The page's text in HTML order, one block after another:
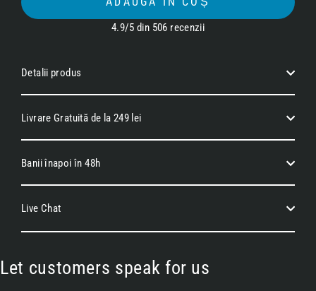
4.9/5 din 506 recenzii
Detalii produs
Livrare Gratuită de la 249 lei
Banii înapoi în 48h
Live Chat
Let customers speak for us